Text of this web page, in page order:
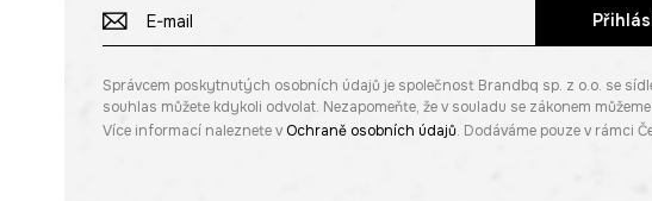
Správcem poskytnutých osobních údajů je společnost Brandbq sp. z o.o. se
souhlas můžete kdykoli odvolat. Nezapomeňte, že v souladu se zákonem
Více informací naleznete v Ochraně osobních údajů. Dodáváme pouze v rámci